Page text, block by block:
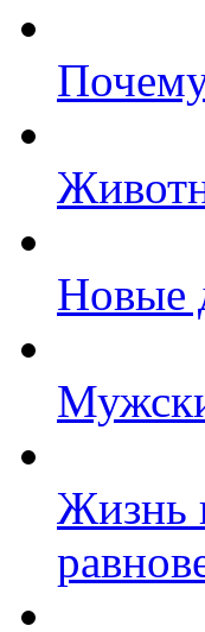
Новые
Жизнь